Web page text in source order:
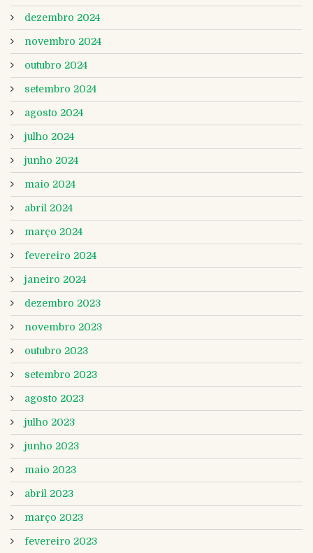
dezembro 2024
novembro 2024
outubro 2024
setembro 2024
agosto 2024
julho 2024
junho 2024
maio 2024
abril 2024
março 2024
fevereiro 2024
janeiro 2024
dezembro 2023
novembro 2023
outubro 2023
setembro 2023
agosto 2023
julho 2023
junho 2023
maio 2023
abril 2023
março 2023
fevereiro 2023